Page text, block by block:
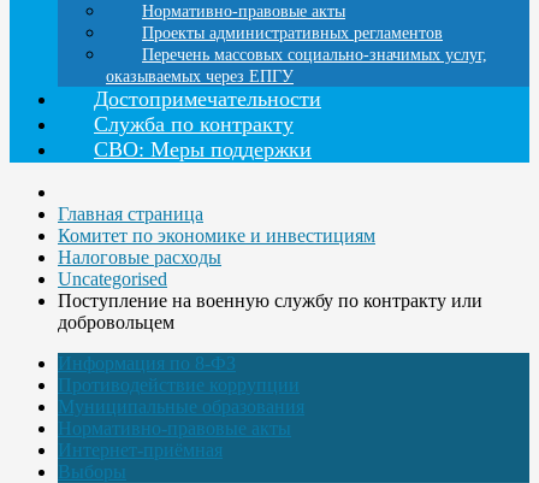
Нормативно-правовые акты
Проекты административных регламентов
Перечень массовых социально-значимых услуг,
оказываемых через ЕПГУ
Достопримечательности
Служба по контракту
СВО: Меры поддержки
Главная страница
Комитет по экономике и инвестициям
Налоговые расходы
Uncategorised
Поступление на военную службу по контракту или
добровольцем
Информация по 8-ФЗ
Противодействие коррупции
Муниципальные образования
Нормативно-правовые акты
Интернет-приёмная
Выборы